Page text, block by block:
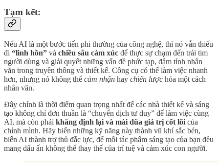
Tạm kết:
Nếu AI là một bước tiến phi thường của công nghệ, thì nó vẫn thiếu
đi “linh hồn” và chiều sâu cảm xúc để thực sự chạm đến trái tim
người dùng và giải quyết những vấn đề phức tạp, đậm tính nhân
văn trong truyền thông và thiết kế. Công cụ có thể làm việc nhanh
hơn, nhưng nó không thể cảm nhận hay chiến lược hóa một cách
nhân văn.
Đây chính là thời điểm quan trọng nhất để các nhà thiết kế và sáng
tạo không chỉ đơn thuần là “chuyển dịch tư duy” để làm việc cùng
AI, mà còn phải khẳng định lại và mài dũa giá trị cốt lõi của
chính mình. Hãy biến những kỹ năng này thành vũ khí sắc bén,
biến AI thành trợ thủ đắc lực, để mỗi tác phẩm sáng tạo của bạn đều
mang dấu ấn không thể thay thế của trí tuệ và cảm xúc con người.